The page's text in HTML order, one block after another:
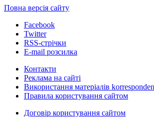
Повна версія сайту
Facebook
Twitter
RSS-стрічки
E-mail розсилка
Контакти
Реклама на сайті
Використання матеріалів
Правила користування сайтом
Договір користування сайтом